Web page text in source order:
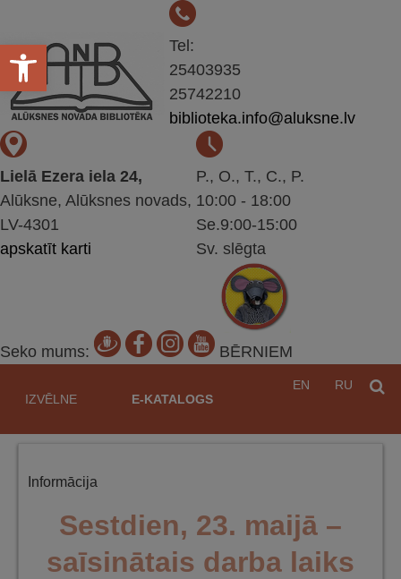
Open toolbar
Tel:
25403935
25742210
biblioteka.info@aluksne.lv
Lielā Ezera iela 24,
Alūksne, Alūksnes novads,
LV-4301
apskatīt karti
P., O., T., C., P.
10:00 - 18:00
Se.9:00-15:00
Sv. slēgta
Seko mums:
BĒRNIEM
IZVĒLNE E-KATALOGS
EN RU
Informācija
Sestdien, 23. maijā –
saīsinātais darba laiks